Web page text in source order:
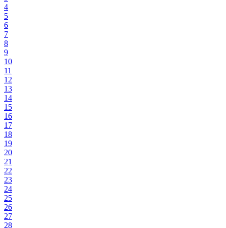
4
5
6
7
8
9
10
11
12
13
14
15
16
17
18
19
20
21
22
23
24
25
26
27
28